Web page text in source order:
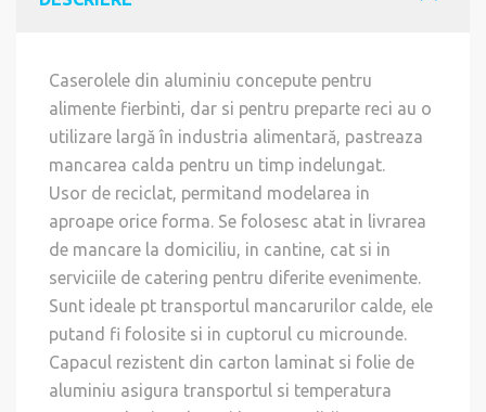
Caserolele din aluminiu concepute pentru
alimente fierbinti, dar si pentru preparte reci au o
utilizare largă în industria alimentară, pastreaza
mancarea calda pentru un timp indelungat.
Usor de reciclat, permitand modelarea in
aproape orice forma. Se folosesc atat in livrarea
de mancare la domiciliu, in cantine, cat si in
serviciile de catering pentru diferite evenimente.
Sunt ideale pt transportul mancarurilor calde, ele
putand fi folosite si in cuptorul cu microunde.
Capacul rezistent din carton laminat si folie de
aluminiu asigura transportul si temperatura